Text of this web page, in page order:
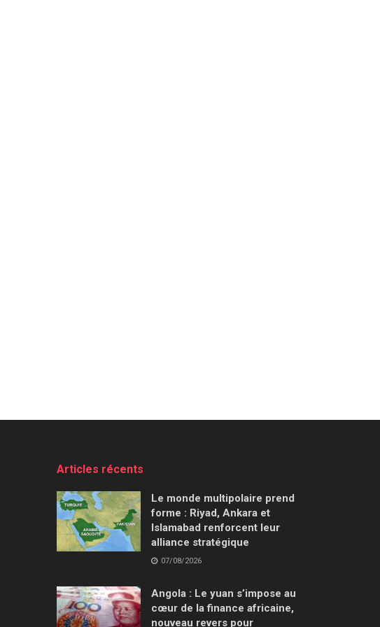
Articles récents
Le monde multipolaire prend
forme : Riyad, Ankara et
Islamabad renforcent leur
alliance stratégique
07/08/2026
Angola : Le yuan s’impose au
cœur de la finance africaine,
nouveau revers pour